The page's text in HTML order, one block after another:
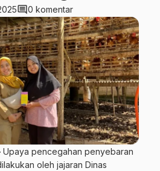
comment0 komentar
Upaya pencegahan penyebaran
oleh jajaran Dinas